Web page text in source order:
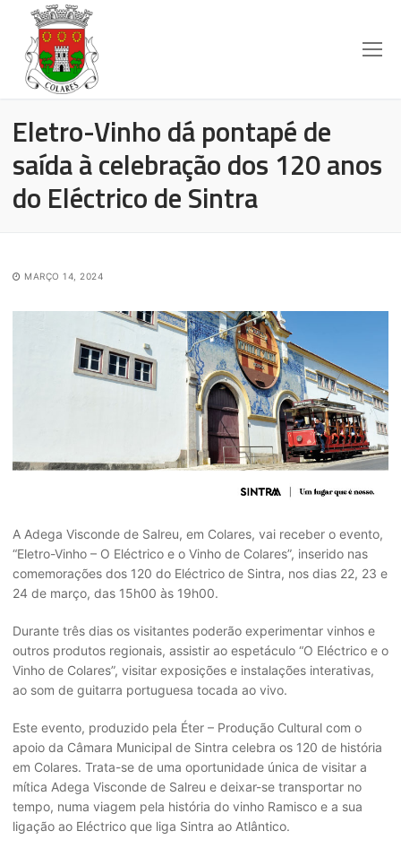
Eletro-Vinho dá pontapé de
saída à celebração dos 120 anos
do Eléctrico de Sintra
MARÇO 14, 2024
A Adega Visconde de Salreu, em Colares, vai receber o evento,
“Eletro-Vinho – O Eléctrico e o Vinho de Colares”, inserido nas
comemorações dos 120 do Eléctrico de Sintra, nos dias 22, 23 e
24 de março, das 15h00 às 19h00.
Durante três dias os visitantes poderão experimentar vinhos e
outros produtos regionais, assistir ao espetáculo “O Eléctrico e o
Vinho de Colares”, visitar exposições e instalações interativas,
ao som de guitarra portuguesa tocada ao vivo.
Este evento, produzido pela Éter – Produção Cultural com o
apoio da Câmara Municipal de Sintra celebra os 120 de história
em Colares. Trata-se de uma oportunidade única de visitar a
mítica Adega Visconde de Salreu e deixar-se transportar no
tempo, numa viagem pela história do vinho Ramisco e a sua
ligação ao Eléctrico que liga Sintra ao Atlântico.